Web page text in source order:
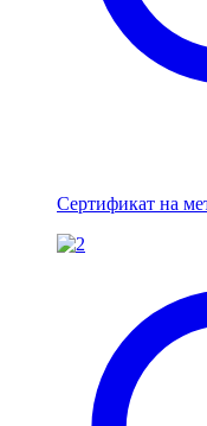
Сертификат на